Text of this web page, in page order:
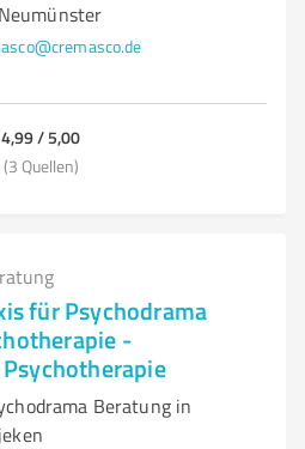
4,99 / 5,00
(3 Quellen)
für Psychodrama
-
Beratung in